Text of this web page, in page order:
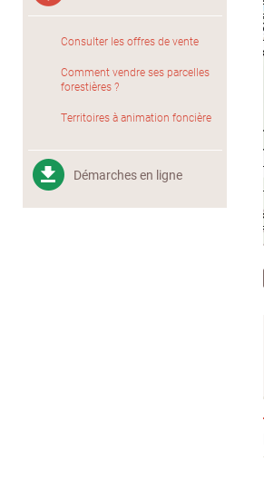
Consulter les offres de vente
Comment vendre ses parcelles
forestières ?
Territoires à animation foncière
Démarches en ligne